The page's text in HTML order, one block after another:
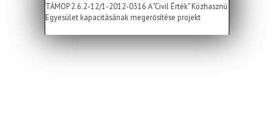
TÁMOP 2.6.2-12/1-2012-0316 A "Civil Érték" Közhasznú
Egyesület kapacitásának megerősítése projekt